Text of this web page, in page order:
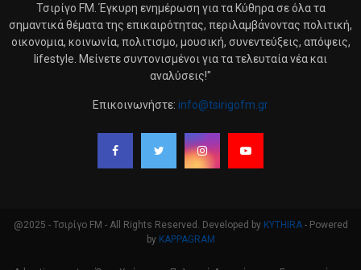
Τσιρίγο FM. Έγκυρη ενημέρωση για τα Κύθηρα σε όλα τα
σημαντικά θέματα της επικαιρότητας, περιλαμβάνοντας πολιτική,
οικονομια, κοινωνία, πολιτισμο, μουσική, συνεντεύξεις, απόψεις,
lifestyle. Μείνετε συντονισμένοι για τα τελευταία νέα και
αναλύσεις!"
Επικοινωνήστε: info@tsirigofm.gr
@2025 - Τσιρίγο FM - All Rights Reserved. Developed by KYTHIRA- Powered
by KAPPAGRAM